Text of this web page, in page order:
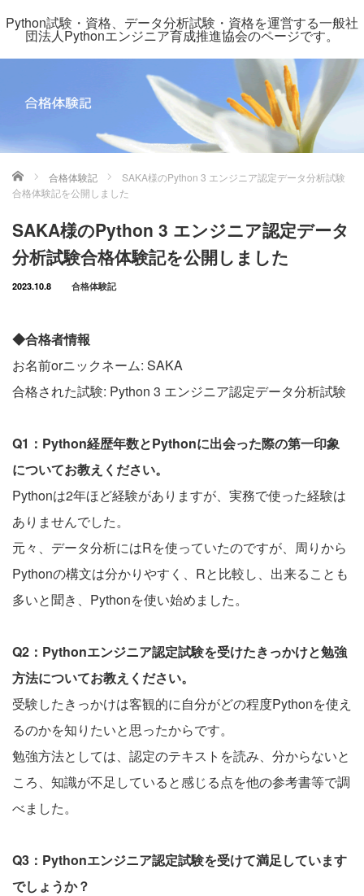
Python試験・資格、データ分析試験・資格を運営する一般社
団法人Pythonエンジニア育成推進協会のページです。
ホーム 合格体験記
SAKA様のPython 3 エンジニア認定データ分析試験
合格体験記を公開しました
SAKA様のPython 3 エンジニア認定データ
分析試験合格体験記を公開しました
2023.10.8 合格体験記
◆合格者情報
お名前orニックネーム: SAKA
合格された試験: Python 3 エンジニア認定データ分析試験
Q1：Python経歴年数とPythonに出会った際の第一印象
についてお教えください。
Pythonは2年ほど経験がありますが、実務で使った経験は
ありませんでした。
元々、データ分析にはRを使っていたのですが、周りから
Pythonの構文は分かりやすく、Rと比較し、出来ることも
多いと聞き、Pythonを使い始めました。
Q2：Pythonエンジニア認定試験を受けたきっかけと勉強
方法についてお教えください。
受験したきっかけは客観的に自分がどの程度Pythonを使え
るのかを知りたいと思ったからです。
勉強方法としては、認定のテキストを読み、分からないと
ころ、知識が不足していると感じる点を他の参考書等で調
べました。
Q3：Pythonエンジニア認定試験を受けて満足しています
でしょうか？